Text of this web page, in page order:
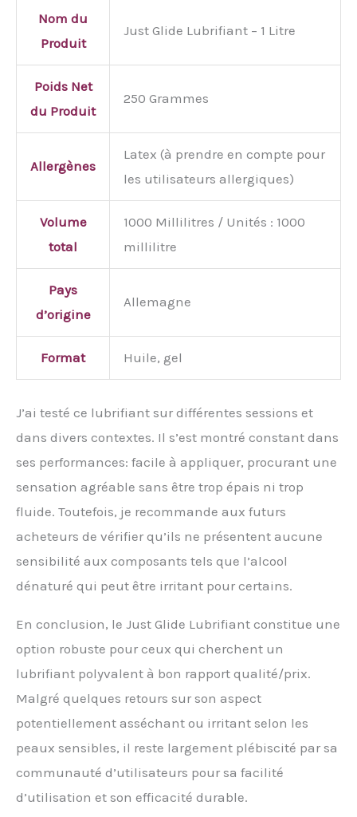
Nom du
Produit
Just Glide Lubrifiant – 1 Litre
Poids Net
du Produit
250 Grammes
Allergènes
Latex (à prendre en compte pour
les utilisateurs allergiques)
Volume
total
1000 Millilitres / Unités : 1000
millilitre
Pays
d’origine
Allemagne
Format Huile, gel
J’ai testé ce lubrifiant sur différentes sessions et
dans divers contextes. Il s’est montré constant dans
ses performances: facile à appliquer, procurant une
sensation agréable sans être trop épais ni trop
fluide. Toutefois, je recommande aux futurs
acheteurs de vérifier qu’ils ne présentent aucune
sensibilité aux composants tels que l’alcool
dénaturé qui peut être irritant pour certains.
En conclusion, le Just Glide Lubrifiant constitue une
option robuste pour ceux qui cherchent un
lubrifiant polyvalent à bon rapport qualité/prix.
Malgré quelques retours sur son aspect
potentiellement asséchant ou irritant selon les
peaux sensibles, il reste largement plébiscité par sa
communauté d’utilisateurs pour sa facilité
d’utilisation et son efficacité durable.